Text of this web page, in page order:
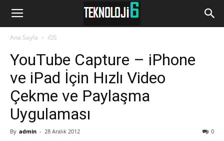
www.Teknoloji6.com
Ana Sayfa iOS
YouTube Capture – iPhone
ve iPad İçin Hızlı Video
Çekme ve Paylaşma
Uygulaması
By admin - 28 Aralık 2012 0